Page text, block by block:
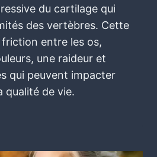
du cartilage qui
des vertèbres. Cette
entre les os,
une raideur et
qui peuvent impacter
qualité de vie.